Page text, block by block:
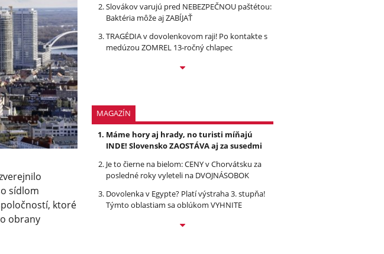
sídlom
ktoré
obrany
Slovákov varujú pred NEBEZPEČNOU paštétou:
Baktéria môže aj ZABÍJAŤ
TRAGÉDIA v dovolenkovom raji! Po kontakte s
medúzou ZOMREL 13-ročný chlapec
MAGAZÍN
Máme hory aj hrady, no turisti míňajú
INDE! Slovensko ZAOSTÁVA aj za susedmi
Je to čierne na bielom: CENY v Chorvátsku za
posledné roky vyleteli na DVOJNÁSOBOK
Dovolenka v Egypte? Platí výstraha 3. stupňa!
Týmto oblastiam sa oblúkom VYHNITE